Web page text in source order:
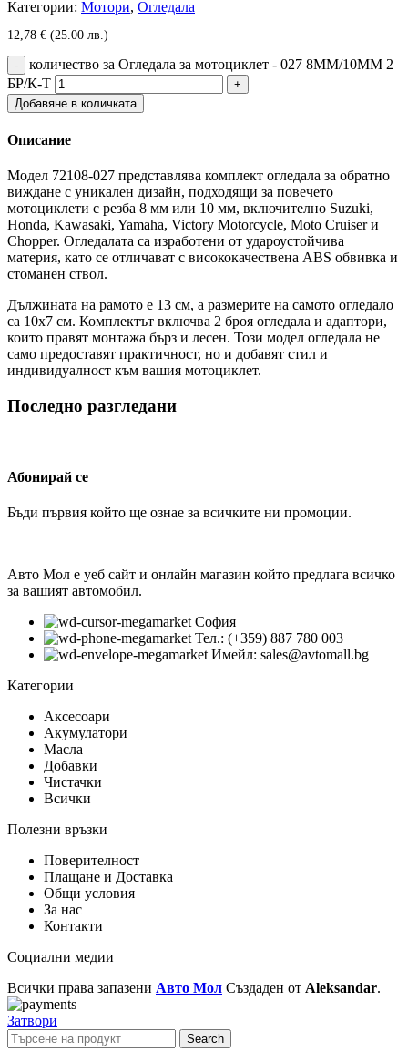
Категории: Мотори, Огледала
12,78 € (25.00 лв.)
количество за Огледала за мотоциклет - 027 8MM/10ММ 2
БР/К-Т
Добавяне в количката
Описание
Модел 72108-027 представлява комплект огледала за обратно
виждане с уникален дизайн, подходящи за повечето
мотоциклети с резба 8 мм или 10 мм, включително Suzuki,
Honda, Kawasaki, Yamaha, Victory Motorcycle, Moto Cruiser и
Chopper. Огледалата са изработени от удароустойчива
материя, като се отличават с висококачествена ABS обвивка и
стоманен ствол.
Дължината на рамото е 13 см, а размерите на самото огледало
са 10х7 см. Комплектът включва 2 броя огледала и адаптори,
които правят монтажа бърз и лесен. Този модел огледала не
само предоставят практичност, но и добавят стил и
индивидуалност към вашия мотоциклет.
Последно разгледани
Абонирай се
Бъди първия който ще ознае за всичките ни промоции.
Авто Мол е уеб сайт и онлайн магазин който предлага всичко
за вашият автомобил.
София
Тел.: (+359) 887 780 003
Имейл: sales@avtomall.bg
Категории
Аксесоари
Акумулатори
Масла
Добавки
Чистачки
Всички
Полезни връзки
Поверителност
Плащане и Доставка
Общи условия
За нас
Контакти
Социални медии
Всички права запазени Авто Мол Създаден от Aleksandar.
Затвори
Search